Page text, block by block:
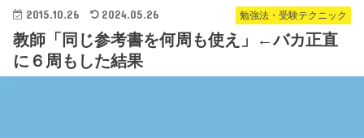
勉強法・受験テクニック
2015.10.26 2024.05.26
教師「同じ参考書を何周も使え」←バカ正直
に６周もした結果